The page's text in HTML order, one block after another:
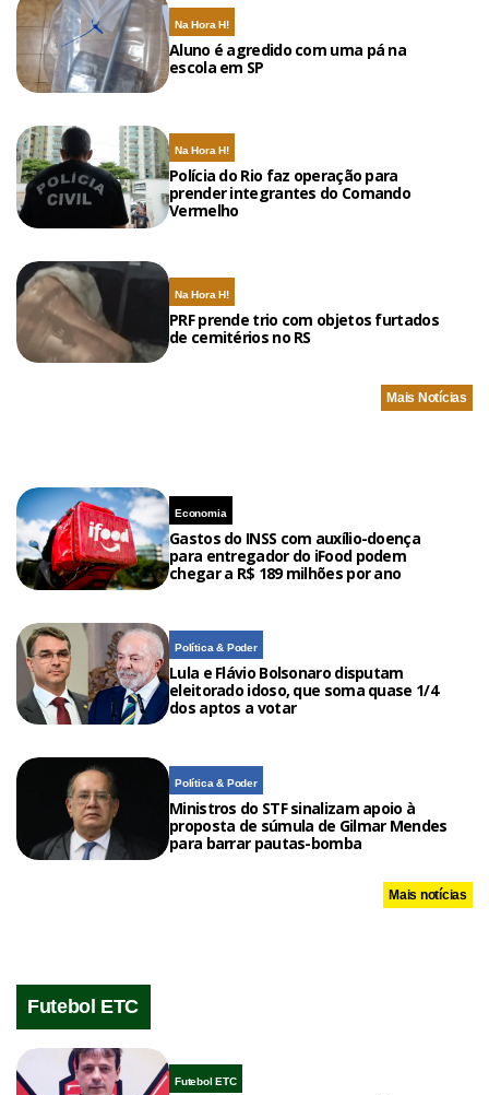
Na Hora H!
Aluno é agredido com uma pá na
escola em SP
Na Hora H!
Polícia do Rio faz operação para
prender integrantes do Comando
Vermelho
Na Hora H!
PRF prende trio com objetos furtados
de cemitérios no RS
Mais Notícias
Economia
Gastos do INSS com auxílio-doença
para entregador do iFood podem
chegar a R$ 189 milhões por ano
Política & Poder
Lula e Flávio Bolsonaro disputam
eleitorado idoso, que soma quase 1/4
dos aptos a votar
Política & Poder
Ministros do STF sinalizam apoio à
proposta de súmula de Gilmar Mendes
para barrar pautas-bomba
Mais notícias
Futebol ETC
Futebol ETC